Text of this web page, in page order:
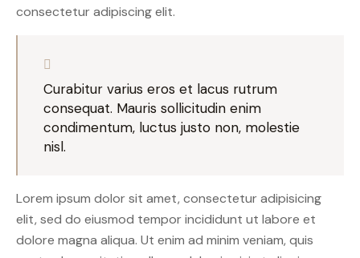
consectetur adipiscing elit.
Curabitur varius eros et lacus rutrum
consequat. Mauris sollicitudin enim
condimentum, luctus justo non, molestie
nisl.
Lorem ipsum dolor sit amet, consectetur adipisicing
elit, sed do eiusmod tempor incididunt ut labore et
dolore magna aliqua. Ut enim ad minim veniam, quis